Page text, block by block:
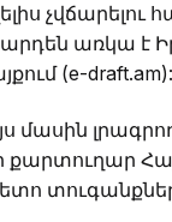
չվճարելու
առկա է
(e-draft.am):
մասին